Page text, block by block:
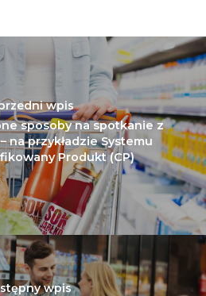
wpis
sposoby na spotkanie z
na przykładzie Systemu
Produkt (CP)
wpis